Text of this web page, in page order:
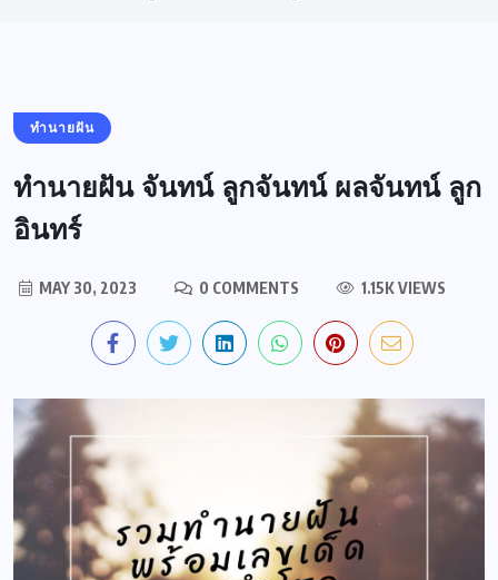
ทำนายฝัน
ทำนายฝัน จันทน์ ลูกจันทน์ ผลจันทน์ ลูก
อินทร์
MAY 30, 2023 0 COMMENTS 1.15K VIEWS